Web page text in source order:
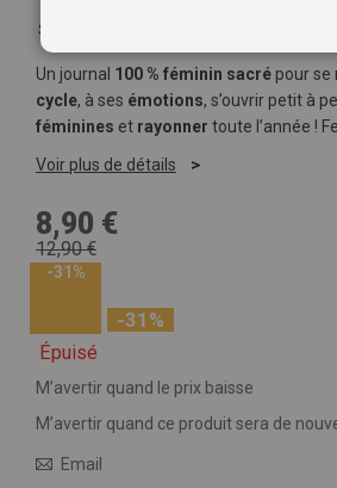
Soyez le premier à commenter ce produit
Un journal 100 % féminin sacré pour se
cycle, à ses émotions, s’ouvrir petit à
féminines et rayonner toute l’année !
Voir plus de détails
8,90 €
12,90 €
-31%
-31%
Épuisé
M’avertir quand le prix baisse
M’avertir quand ce produit sera de
Email